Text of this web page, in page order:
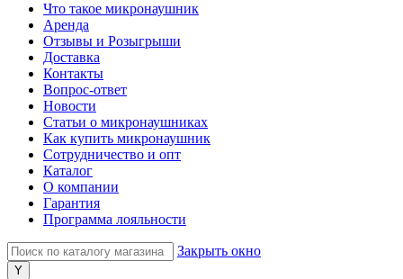
Что такое микронаушник
Аренда
Отзывы и Розыгрыши
Доставка
Контакты
Вопрос-ответ
Новости
Статьи о микронаушниках
Как купить микронаушник
Сотрудничество и опт
Каталог
О компании
Гарантия
Программа лояльности
Закрыть окно